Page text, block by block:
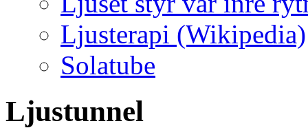
Ljusterapi (Wikipedia)
Solatube
Ljustunnel